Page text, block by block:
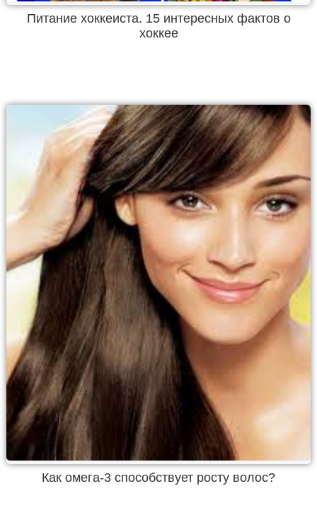
Питание хоккеиста. 15 интересных фактов о
хоккее
Как омега-3 способствует росту волос?